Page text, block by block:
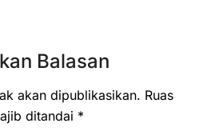
Balasan
akan dipublikasikan. Ruas
ditandai *